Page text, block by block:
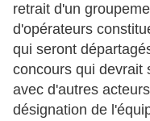
retrait d'un
d'opérateurs
qui seront
concours qui devrait
avec d'autres
désignation de